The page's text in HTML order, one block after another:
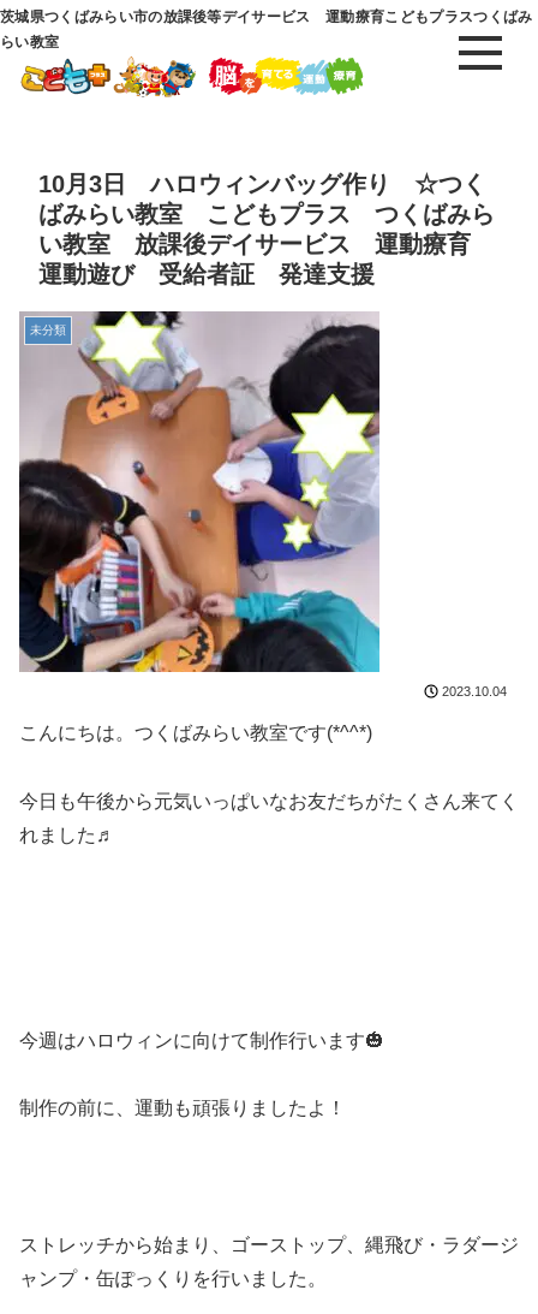
茨城県つくばみらい市の放課後等デイサービス 運動療育こどもプラスつくばみ
らい教室
10月3日 ハロウィンバッグ作り ☆つく
ばみらい教室 こどもプラス つくばみら
い教室 放課後デイサービス 運動療育
運動遊び 受給者証 発達支援
未分類
2023.10.04
こんにちは。つくばみらい教室です(*^^*)
今日も午後から元気いっぱいなお友だちがたくさん来てく
れました♬
今週はハロウィンに向けて制作行います🎃
制作の前に、運動も頑張りましたよ！
ストレッチから始まり、ゴーストップ、縄飛び・ラダージ
ャンプ・缶ぽっくりを行いました。